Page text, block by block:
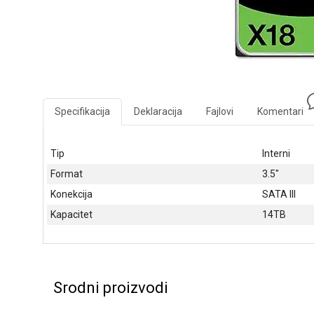
Specifikacija Deklaracija Fajlovi Komentari
Tip
Interni
Format
3.5"
Konekcija
SATA III
Kapacitet
14TB
Srodni proizvodi